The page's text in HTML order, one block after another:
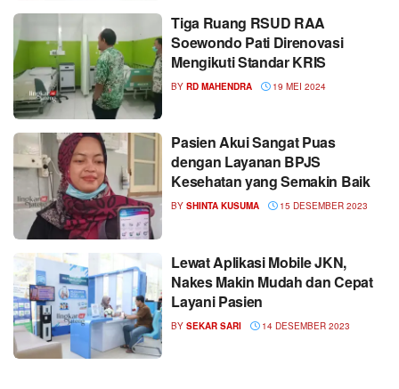
Tiga Ruang RSUD RAA
Soewondo Pati Direnovasi
Mengikuti Standar KRIS
BY RD MAHENDRA 19 MEI 2024
Pasien Akui Sangat Puas
dengan Layanan BPJS
Kesehatan yang Semakin Baik
BY SHINTA KUSUMA 15 DESEMBER 2023
Lewat Aplikasi Mobile JKN,
Nakes Makin Mudah dan Cepat
Layani Pasien
BY SEKAR SARI 14 DESEMBER 2023